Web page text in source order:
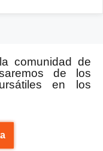
comunidad de
de los
en los